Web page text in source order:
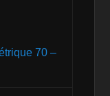
70 –